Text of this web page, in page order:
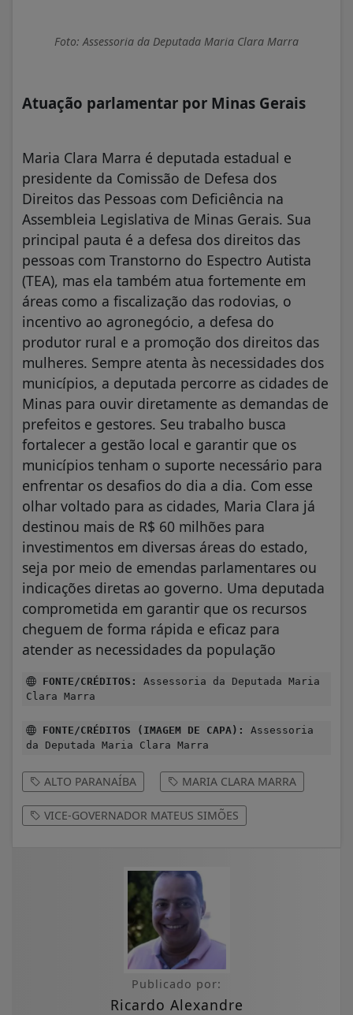
Foto: Assessoria da Deputada Maria Clara Marra
Atuação parlamentar por Minas Gerais
Maria Clara Marra é deputada estadual e
presidente da Comissão de Defesa dos
Direitos das Pessoas com Deficiência na
Assembleia Legislativa de Minas Gerais. Sua
principal pauta é a defesa dos direitos das
pessoas com Transtorno do Espectro Autista
(TEA), mas ela também atua fortemente em
áreas como a fiscalização das rodovias, o
incentivo ao agronegócio, a defesa do
produtor rural e a promoção dos direitos das
mulheres. Sempre atenta às necessidades dos
municípios, a deputada percorre as cidades de
Minas para ouvir diretamente as demandas de
prefeitos e gestores. Seu trabalho busca
fortalecer a gestão local e garantir que os
municípios tenham o suporte necessário para
enfrentar os desafios do dia a dia. Com esse
olhar voltado para as cidades, Maria Clara já
destinou mais de R$ 60 milhões para
investimentos em diversas áreas do estado,
seja por meio de emendas parlamentares ou
indicações diretas ao governo. Uma deputada
comprometida em garantir que os recursos
cheguem de forma rápida e eficaz para
atender as necessidades da população
FONTE/CRÉDITOS:
Assessoria da Deputada Maria
Clara Marra
FONTE/CRÉDITOS (IMAGEM DE CAPA):
Assessoria
da Deputada Maria Clara Marra
ALTO PARANAÍBA MARIA CLARA MARRA
VICE-GOVERNADOR MATEUS SIMÕES
Publicado por:
Ricardo Alexandre